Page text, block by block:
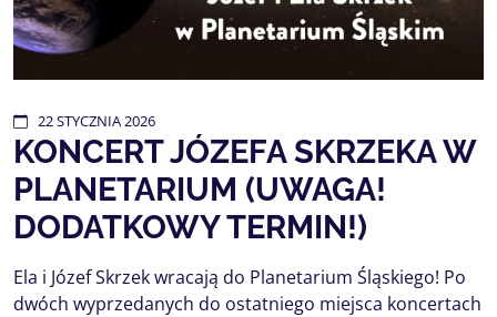
22STYCZNIA2026
KONCERT JÓZEFA SKRZEKA W
PLANETARIUM (UWAGA!
DODATKOWY TERMIN!)
Ela i Józef Skrzek wracają do Planetarium Śląskiego! Po
dwóch wyprzedanych do ostatniego miejsca koncertach